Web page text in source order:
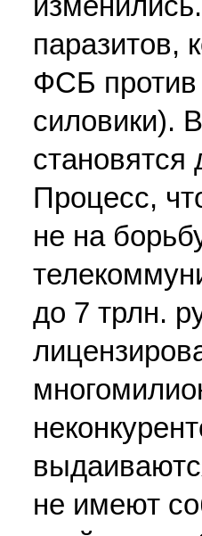
паразитов,
ФСБ против
силовики).
Процесс,
не на
до 7 трлн.
не имеют